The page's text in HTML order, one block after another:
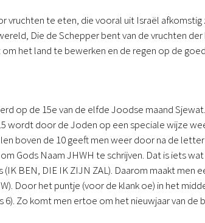
te eten, die vooral uit Israël afkomstig
Die de Schepper bent van de vruchten
het land te bewerken en de regen op de
op de 15e van de elfde Joodse maand
wordt door de Joden op een speciale wijze
boven de 10 geeft men weer door na de
Gods Naam JHWH te schrijven. Dat is iets
BEN, DIE IK ZIJN ZAL). Daarom maakt men
Door het puntje (voor de klank oe) in het
6). Zo komt men ertoe om het nieuwjaar van